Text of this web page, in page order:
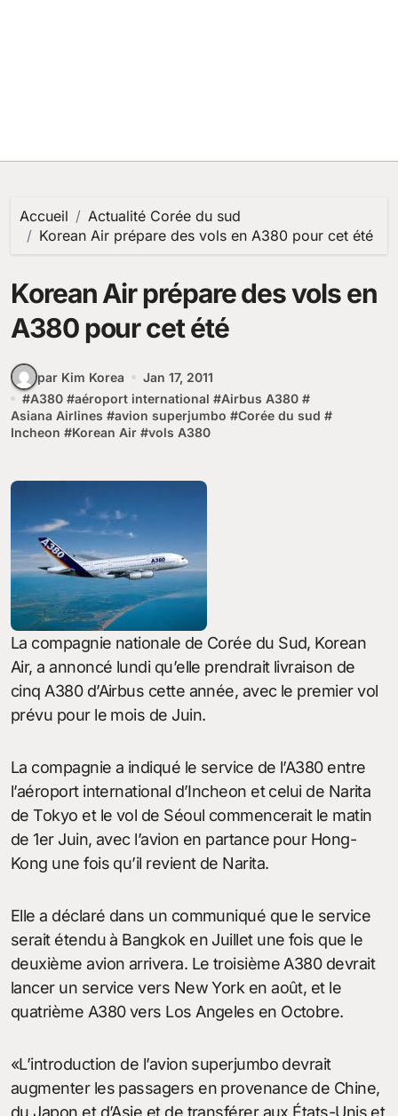
Accueil
Actualité Corée du sud
Korean Air prépare des vols en A380 pour cet été
Korean Air prépare des vols en
A380 pour cet été
par Kim Korea
Jan 17, 2011
#A380 #aéroport international #Airbus A380 #
Asiana Airlines #avion superjumbo #Corée du sud #
Incheon #Korean Air #vols A380
La compagnie nationale de Corée du Sud, Korean
Air, a annoncé lundi qu’elle prendrait livraison de
cinq A380 d’Airbus cette année, avec le premier vol
prévu pour le mois de Juin.
La compagnie a indiqué le service de l’A380 entre
l’aéroport international d’Incheon et celui de Narita
de Tokyo et le vol de Séoul commencerait le matin
de 1er Juin, avec l’avion en partance pour Hong-
Kong une fois qu’il revient de Narita.
Elle a déclaré dans un communiqué que le service
serait étendu à Bangkok en Juillet une fois que le
deuxième avion arrivera. Le troisième A380 devrait
lancer un service vers New York en août, et le
quatrième A380 vers Los Angeles en Octobre.
«L’introduction de l’avion superjumbo devrait
augmenter les passagers en provenance de Chine,
du Japon et d’Asie et de transférer aux États-Unis et